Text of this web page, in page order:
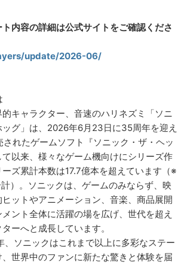
内容の詳細は公式サイトをご確認くださ
update/2026-06/
キャラクター、音速のハリネズミ「ソニ
ッグ」は、2026年6月23日に35周年を迎え
されたゲームソフト『ソニック・ザ・ヘッ
以来、様々なゲーム機向けにシリーズ作
ズ累計本数は17.7億本を超えています（※
）。ソニックは、ゲームのみならず、映
ットやアニメーション、音楽、商品展開
ント全体に活躍の場を広げ、世代を超え
ーへと成長しています。
、ソニックはこれまで以上に多彩なステー
世界中のファンに新たな驚きと体験を届